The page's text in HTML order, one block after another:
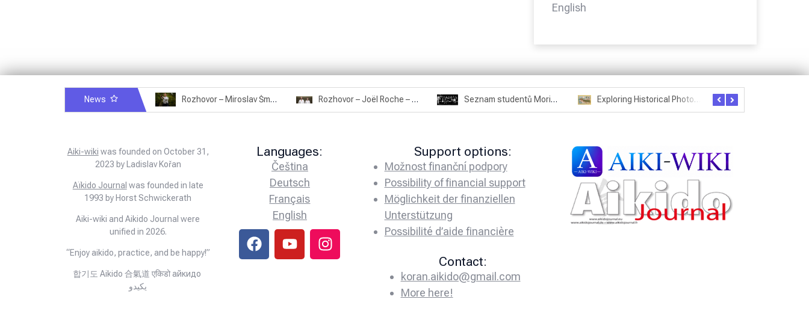
English
News Rozhovor – Miroslav Šmíd – 22.3.2025 Rozhovor – Joël Roche – 12.4.2025 – Praha, Karlín Seznam studentů Moriheie Ueshiby Exploring Historical Photos – Postcard from the Kwantung Army
Aiki-wiki was founded on October 31,
2023 by Ladislav Kořan
Aïkido Journal was founded in late
1993 by Horst Schwickerath
Aiki-wiki and Aikido Journal were
unified in 2026.
“Enjoy aikido, practice, and be happy!”
합기도 Aikido 合氣道 एकिडो айкидо
يكيدو
Languages:
Čeština
Deutsch
Français
English
Support options:
Možnost finanční podpory
Possibility of financial support
Möglichkeit der finanziellen
Unterstützung
Possibilité d’aide financière
Contact:
koran.aikido@gmail.com
More here!